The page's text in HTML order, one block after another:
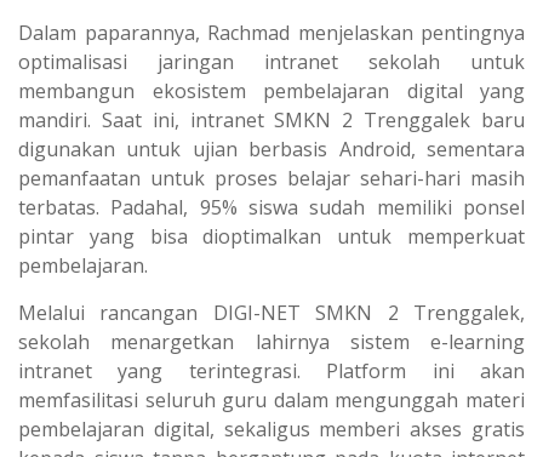
Dalam paparannya, Rachmad menjelaskan pentingnya
optimalisasi jaringan intranet sekolah untuk
membangun ekosistem pembelajaran digital yang
mandiri. Saat ini, intranet SMKN 2 Trenggalek baru
digunakan untuk ujian berbasis Android, sementara
pemanfaatan untuk proses belajar sehari-hari masih
terbatas. Padahal, 95% siswa sudah memiliki ponsel
pintar yang bisa dioptimalkan untuk memperkuat
pembelajaran.
Melalui rancangan DIGI-NET SMKN 2 Trenggalek,
sekolah menargetkan lahirnya sistem e-learning
intranet yang terintegrasi. Platform ini akan
memfasilitasi seluruh guru dalam mengunggah materi
pembelajaran digital, sekaligus memberi akses gratis